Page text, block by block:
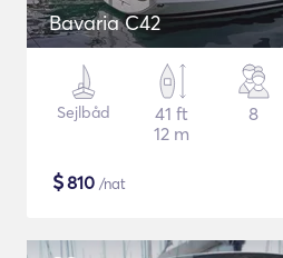
Bavaria C42
Sejlbåd
41 ft
12 m
8
$810 /nat